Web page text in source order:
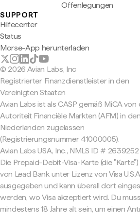
Offenlegungen
SUPPORT
Hilfecenter
Status
Morse-App herunterladen
© 2026 Avian Labs, Inc
Registrierter Finanzdienstleister in den
Vereinigten Staaten
Avian Labs ist als CASP gemäß MiCA von
Autoriteit Financiële Markten (AFM) in den
Niederlanden zugelassen
(Registrierungsnummer 41000005).
Avian Labs USA, Inc., NMLS ID # 2639252
Die Prepaid-Debit-Visa-Karte (die
von Lead Bank unter Lizenz von Visa
ausgegeben und kann überall dort
werden, wo Visa akzeptiert wird. Du
mindestens 18 Jahre alt sein, um einen